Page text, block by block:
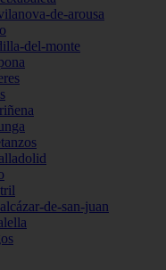
de-arousa
del-monte
de-san-juan